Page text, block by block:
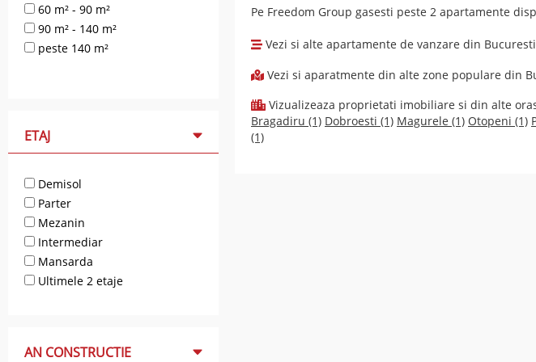
60 m² - 90 m²
90 m² - 140 m²
peste 140 m²
ETAJ
Demisol
Parter
Mezanin
Intermediar
Mansarda
Ultimele 2 etaje
AN CONSTRUCTIE
Pe Freedom Group gasesti peste 2 apartamente
Vezi si alte apartamente de vanzare din
Vezi si aparatmente din alte zone populare din
Vizualizeaza proprietati imobiliare si din alte
Bragadiru (1) Dobroesti (1) Magurele (1) Otopeni (1)
(1)